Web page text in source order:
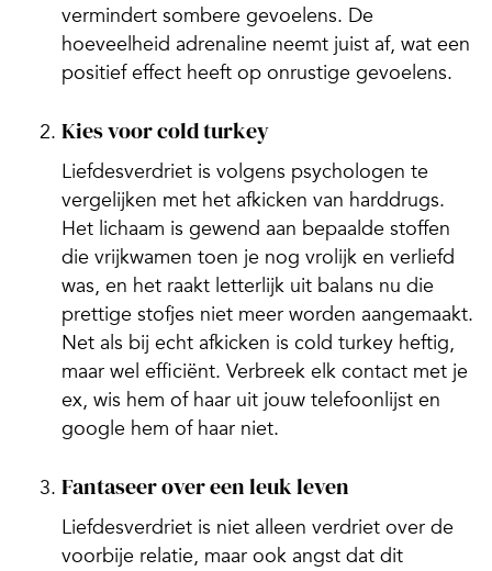
vermindert sombere gevoelens. De
hoeveelheid adrenaline neemt juist af, wat een
positief effect heeft op onrustige gevoelens.
Kies voor cold turkey
Liefdesverdriet is volgens psychologen te
vergelijken met het afkicken van harddrugs.
Het lichaam is gewend aan bepaalde stoffen
die vrijkwamen toen je nog vrolijk en verliefd
was, en het raakt letterlijk uit balans nu die
prettige stofjes niet meer worden aangemaakt.
Net als bij echt afkicken is cold turkey heftig,
maar wel efficiënt. Verbreek elk contact met je
ex, wis hem of haar uit jouw telefoonlijst en
google hem of haar niet.
Fantaseer over een leuk leven
Liefdesverdriet is niet alleen verdriet over de
voorbije relatie, maar ook angst dat dit